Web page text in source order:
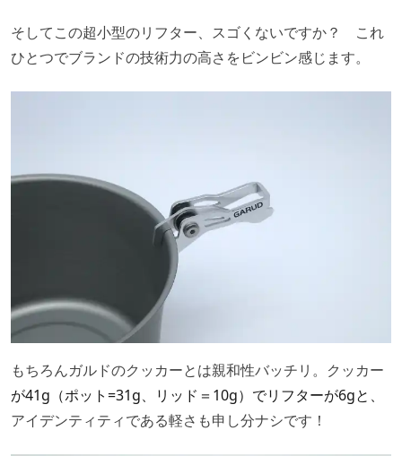
そしてこの超小型のリフター、スゴくないですか？ これ
ひとつでブランドの技術力の高さをビンビン感じます。
もちろんガルドのクッカーとは親和性バッチリ。クッカー
が41g（ポット=31g、リッド＝10g）でリフターが6gと、
アイデンティティである軽さも申し分ナシです！